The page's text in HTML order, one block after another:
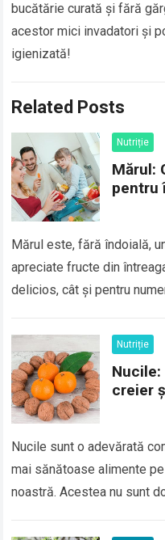
bucătărie curată și fără
acestor mici invadatori și
igienizată!
Related Posts
Nutriție
Mărul:
pentru
Mărul este, fără îndoială,
apreciate fructe din
delicios, cât și pentru
Nutriție
creier
Nucile sunt o adevărată
mai sănătoase alimente
noastră. Acestea nu sunt